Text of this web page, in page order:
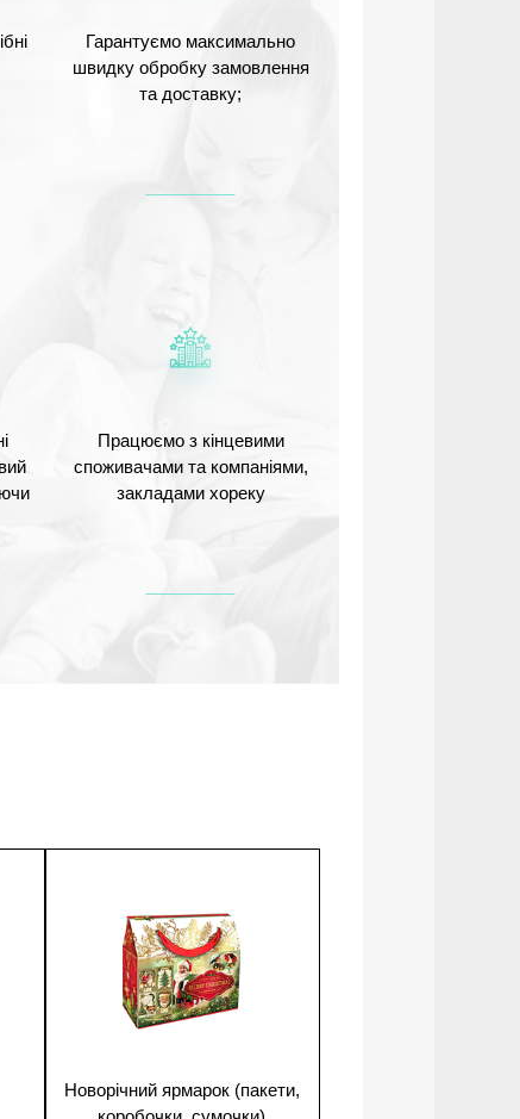
Гарантуємо максимально
швидку обробку замовлення
та доставку;
Працюємо з кінцевими
споживачами та компаніями,
закладами хореку
Новорічний ярмарок (пакети,